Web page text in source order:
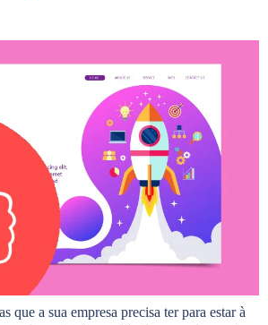
que a sua empresa precisa ter para estar à